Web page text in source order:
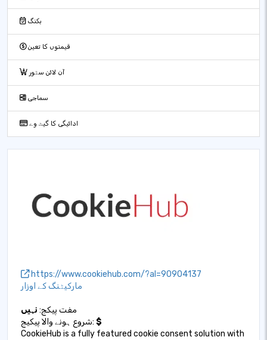
بکنگ
قیمتوں کا تعین
آن لائن سٹور
سماجی
ادائیگی کا گیٹ وے
https://www.cookiehub.com/?al=90904137
مارکیٹنگ کے اوزار
مفت پیکج: نہیں
شروع ہونے والا پیکیج: $
CookieHub is a fully featured cookie consent solution with